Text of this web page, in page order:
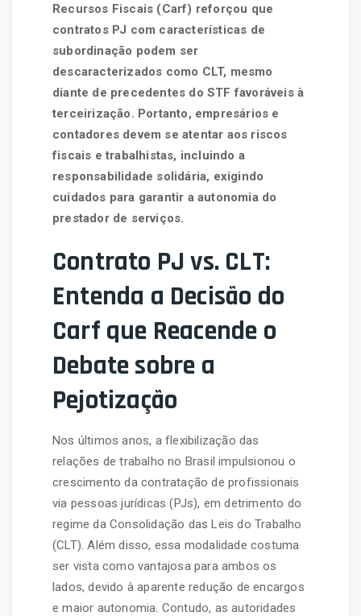
Recursos Fiscais (Carf) reforçou que
contratos PJ com características de
subordinação podem ser
descaracterizados como CLT, mesmo
diante de precedentes do STF favoráveis à
terceirização. Portanto, empresários e
contadores devem se atentar aos riscos
fiscais e trabalhistas, incluindo a
responsabilidade solidária, exigindo
cuidados para garantir a autonomia do
prestador de serviços.
Contrato PJ vs. CLT:
Entenda a Decisão do
Carf que Reacende o
Debate sobre a
Pejotização
Nos últimos anos, a flexibilização das
relações de trabalho no Brasil impulsionou o
crescimento da contratação de profissionais
via pessoas jurídicas (PJs), em detrimento do
regime da Consolidação das Leis do Trabalho
(CLT). Além disso, essa modalidade costuma
ser vista como vantajosa para ambos os
lados, devido à aparente redução de encargos
e maior autonomia. Contudo, as autoridades